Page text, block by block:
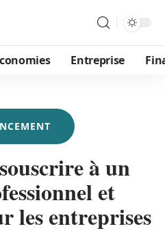
Entreprise
à un
et
les entreprises